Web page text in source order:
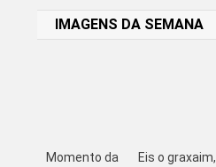
IMAGENS DA SEMANA
Momento da
Eis o graxaim,